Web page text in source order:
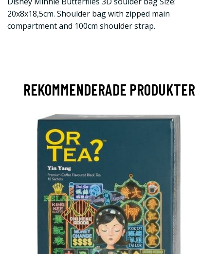
20x8x18,5cm. Shoulder bag with zipped main
compartment and 100cm shoulder strap.
REKOMMENDERADE PRODUKTER